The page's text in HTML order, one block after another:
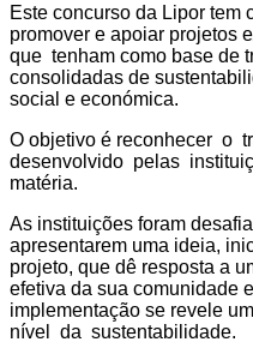
Este concurso da Lipor tem
promover e apoiar projetos
que tenham como base de
consolidadas de
social e económica.
O objetivo é reconhecer o
desenvolvido pelas
matéria.
As instituições foram
apresentarem uma ideia,
projeto, que dê resposta a
efetiva da sua comunidade
implementação se revele
nível da sustentabilidade.